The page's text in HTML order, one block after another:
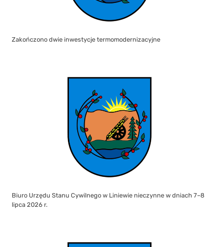
Zakończono dwie inwestycje termomodernizacyjne
Biuro Urzędu Stanu Cywilnego w Liniewie nieczynne w dniach 7–8
lipca 2026 r.